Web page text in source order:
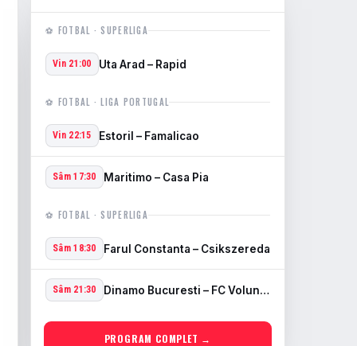
⚽ FOTBAL · SUPERLIGA
Vin 21:00 Uta Arad – Rapid
⚽ FOTBAL · LIGA PORTUGAL
Vin 22:15 Estoril – Famalicao
Sâm 17:30 Maritimo – Casa Pia
⚽ FOTBAL · SUPERLIGA
Sâm 18:30 Farul Constanta – Csikszereda
Sâm 21:30 Dinamo Bucuresti – FC Voluntari
PROGRAM COMPLET →